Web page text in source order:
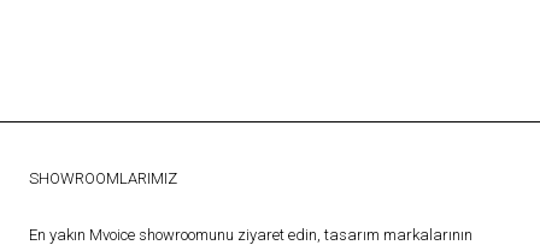
SHOWROOMLARIMIZ
En yakın Mvoice showroomunu ziyaret edin, tasarım markalarının